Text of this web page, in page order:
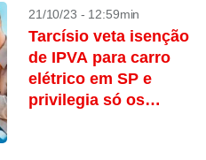
21/10/23 - 12:59min
Tarcísio veta isenção
de IPVA para carro
elétrico em SP e
privilegia só os